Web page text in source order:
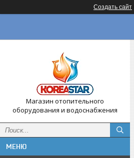
Создать сайт
Магазин отопительного
оборудования и водоснабжения